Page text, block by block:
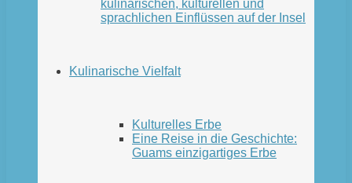
kulinarischen, kulturellen und
sprachlichen Einflüssen auf der Insel
Kulinarische Vielfalt
Kulturelles Erbe
Eine Reise in die Geschichte:
Guams einzigartiges Erbe